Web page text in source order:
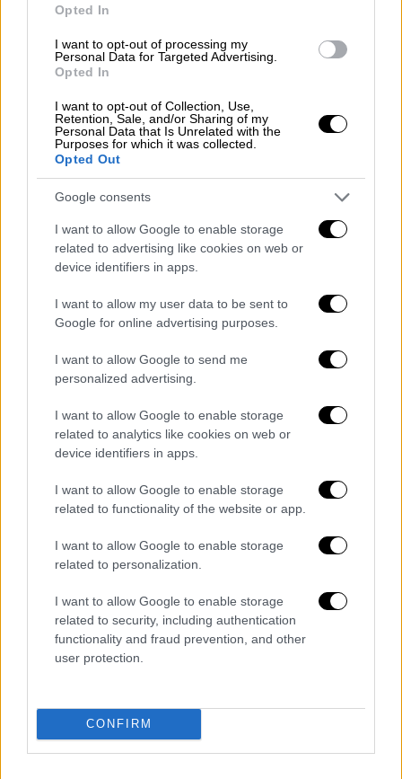
Opted In
I want to opt-out of processing my
Personal Data for Targeted Advertising.
Opted In
I want to opt-out of Collection, Use,
Retention, Sale, and/or Sharing of my
Personal Data that Is Unrelated with the
Purposes for which it was collected.
Opted Out
Google consents
I want to allow Google to enable storage
related to advertising like cookies on web or
device identifiers in apps.
I want to allow my user data to be sent to
Google for online advertising purposes.
I want to allow Google to send me
personalized advertising.
I want to allow Google to enable storage
related to analytics like cookies on web or
device identifiers in apps.
I want to allow Google to enable storage
related to functionality of the website or app.
I want to allow Google to enable storage
related to personalization.
I want to allow Google to enable storage
related to security, including authentication
functionality and fraud prevention, and other
user protection.
CONFIRM
συνέντευξη
MasterChef
Μαριάννα Τουμασάτου
Μαρία Λεκάκη
POPULAR VIDEOS
Μεσημεριανό δελτίο ειδήσεων
07/08/2026
Κεντρικό...|06.08.2026 20:05